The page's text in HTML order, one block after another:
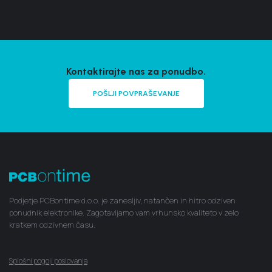
Kontaktirajte nas za ponudbo.
POŠLJI POVPRAŠEVANJE
Podjetje PCBontime d.o.o. je zanesljiv, natančen in hitro odziven
ponudnik elektronike. Zagotavljamo vam vrhunsko kvaliteto v zelo
kratkem odzivnem času.
Splošni pogoji poslovanja